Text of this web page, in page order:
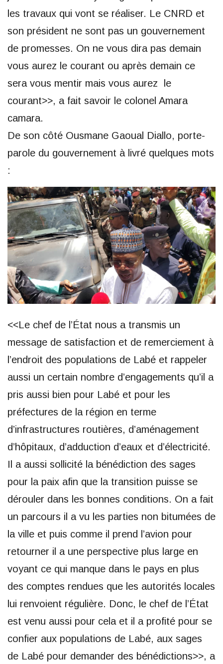
les travaux qui vont se réaliser. Le CNRD et
son président ne sont pas un gouvernement
de promesses. On ne vous dira pas demain
vous aurez le courant ou après demain ce
sera vous mentir mais vous aurez le
courant>>, a fait savoir le colonel Amara
camara.
De son côté Ousmane Gaoual Diallo, porte-
parole du gouvernement à livré quelques mots
:
<<Le chef de l’État nous a transmis un
message de satisfaction et de remerciement à
l’endroit des populations de Labé et rappeler
aussi un certain nombre d’engagements qu’il a
pris aussi bien pour Labé et pour les
préfectures de la région en terme
d’infrastructures routières, d’aménagement
d’hôpitaux, d’adduction d’eaux et d’électricité.
Il a aussi sollicité la bénédiction des sages
pour la paix afin que la transition puisse se
dérouler dans les bonnes conditions. On a fait
un parcours il a vu les parties non bitumées de
la ville et puis comme il prend l’avion pour
retourner il a une perspective plus large en
voyant ce qui manque dans le pays en plus
des comptes rendues que les autorités locales
lui renvoient régulière. Donc, le chef de l’État
est venu aussi pour cela et il a profité pour se
confier aux populations de Labé, aux sages
de Labé pour demander des bénédictions>>, a